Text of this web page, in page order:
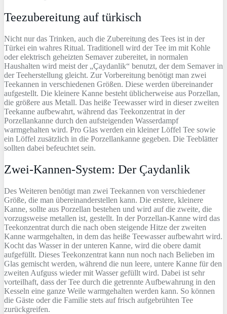
Teezubereitung auf türkisch
Nicht nur das Trinken, auch die Zubereitung des Tees ist in der
Türkei ein wahres Ritual. Traditionell wird der Tee im mit Kohle
oder elektrisch geheizten Semaver zubereitet, in normalen
Haushalten wird meist der „Çaydanlik“ benutzt, der dem Semaver in
der Teeherstellung gleicht. Zur Vorbereitung benötigt man zwei
Teekannen in verschiedenen Größen. Diese werden übereinander
aufgestellt. Die kleinere Kanne besteht üblicherweise aus Porzellan,
die größere aus Metall. Das heiße Teewasser wird in dieser zweiten
Teekanne aufbewahrt, während das Teekonzentrat in der
Porzellankanne durch den aufsteigenden Wasserdampf
warmgehalten wird. Pro Glas werden ein kleiner Löffel Tee sowie
ein Löffel zusätzlich in die Porzellankanne gegeben. Die Teeblätter
sollten dabei befeuchtet sein.
Zwei-Kannen-System: Der Çaydanlik
Des Weiteren benötigt man zwei Teekannen von verschiedener
Größe, die man übereinanderstellen kann. Die erstere, kleinere
Kanne, sollte aus Porzellan bestehen und wird auf die zweite, die
vorzugsweise metallen ist, gestellt. In der Porzellan-Kanne wird das
Teekonzentrat durch die nach oben steigende Hitze der zweiten
Kanne warmgehalten, in dem das heiße Teewasser aufbewahrt wird.
Kocht das Wasser in der unteren Kanne, wird die obere damit
aufgefüllt. Dieses Teekonzentrat kann nun noch nach Belieben im
Glas gemischt werden, während die nun leere, untere Kanne für den
zweiten Aufguss wieder mit Wasser gefüllt wird. Dabei ist sehr
vorteilhaft, dass der Tee durch die getrennte Aufbewahrung in den
Kesseln eine ganze Weile warmgehalten werden kann. So können
die Gäste oder die Familie stets auf frisch aufgebrühten Tee
zurückgreifen.